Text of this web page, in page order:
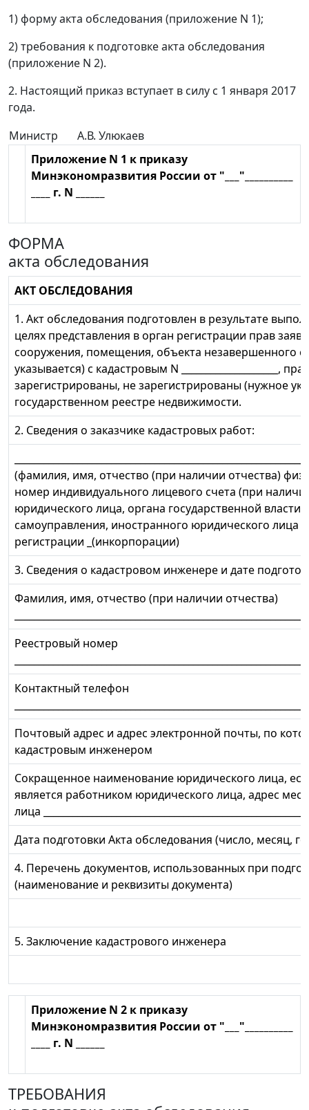
1) форму акта обследования (приложение N 1);
2) требования к подготовке акта обследования
(приложение N 2).
2. Настоящий приказ вступает в силу с 1 января 2017
года.
Министр
А.В. Улюкаев
Приложение N 1 к приказу
Минэкономразвития России от "___"__________
____ г. N ______
ФОРМА
акта обследования
АКТ ОБСЛЕДОВАНИЯ
1. Акт обследования подготовлен в результате
целях представления в орган регистрации прав
сооружения, помещения, объекта незавершенного
указывается) с кадастровым N ____________________,
зарегистрированы, не зарегистрированы (нужное
государственном реестре недвижимости.
2. Сведения о заказчике кадастровых работ:
(фамилия, имя, отчество (при наличии отчества)
номер индивидуального лицевого счета (при
юридического лица, органа государственной власти,
самоуправления, иностранного юридического лица
регистрации _(инкорпорации)
3. Сведения о кадастровом инженере и дате
Фамилия, имя, отчество (при наличии отчества)
Реестровый номер
Контактный телефон
Почтовый адрес и адрес электронной почты, по
кадастровым инженером
Сокращенное наименование юридического лица,
является работником юридического лица, адрес
лица
Дата подготовки Акта обследования (число, месяц,
4. Перечень документов, использованных при
(наименование и реквизиты документа)
5. Заключение кадастрового инженера
Приложение N 2 к приказу
Минэкономразвития России от "___"__________
____ г. N ______
ТРЕБОВАНИЯ